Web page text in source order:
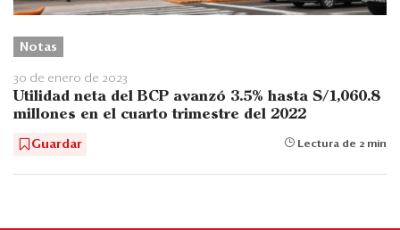
Notas
30 de enero de 2023
Utilidad neta del BCP avanzó 3.5% hasta S/1,060.8
millones en el cuarto trimestre del 2022
Guardar Lectura de 2 min